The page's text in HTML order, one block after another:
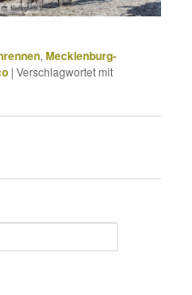
,Mecklenburg-
|Verschlagwortet mit